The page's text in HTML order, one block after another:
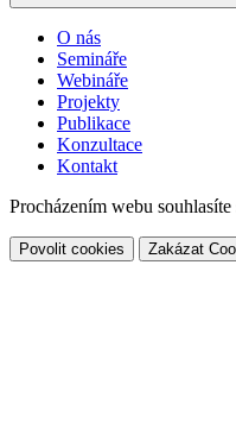
O nás
Semináře
Webináře
Projekty
Publikace
Konzultace
Kontakt
Procházením webu
Povolit cookies Zakázat